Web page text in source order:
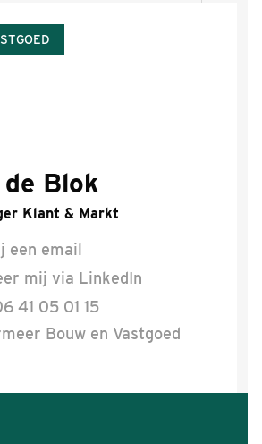
Blok
Klant & Markt
een email
mij via LinkedIn
41 05 01 15
Bouw en Vastgoed